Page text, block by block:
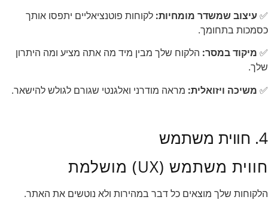
✅ עיצוב שמשדר מומחיות: לקוחות פוטנציאליים יתפסו אותך
כסמכות בתחומך.
✅ מיקוד במסר: הלקוח שלך מבין מיד מה אתה מציע ומה היתרון
שלך.
✅ משיכה ויזואלית: מראה מודרני ואלגנטי שגורם לגולש להישאר.
4. חווית משתמש
חווית משתמש (UX) מושלמת
הלקוחות שלך מוצאים כל דבר במהירות ולא נוטשים את האתר.